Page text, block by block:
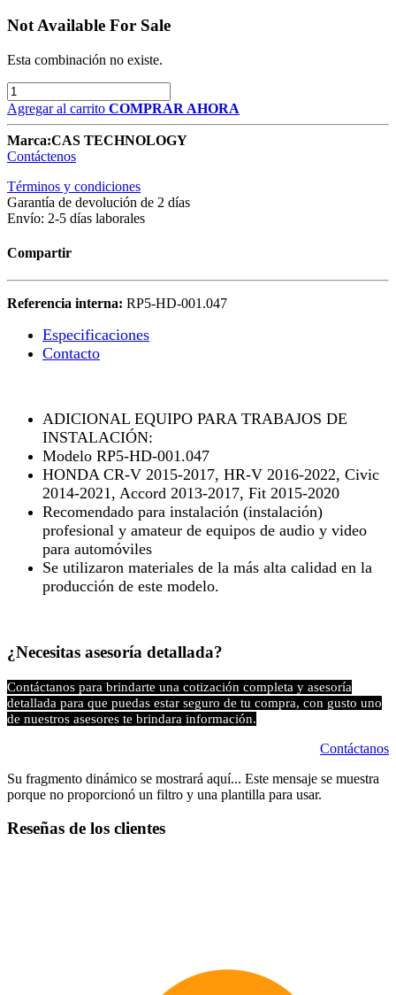
Not Available For Sale
Esta combinación no existe.
Agregar al carrito COMPRAR AHORA
Marca:CAS TECHNOLOGY
Contáctenos
Términos y condiciones
Garantía de devolución de 2 días
Envío: 2-5 días laborales
Compartir
Referencia interna: RP5-HD-001.047
Especificaciones
Contacto
ADICIONAL EQUIPO PARA TRABAJOS DE
INSTALACIÓN:
Modelo RP5-HD-001.047
HONDA CR-V 2015-2017, HR-V 2016-2022, Civic
2014-2021, Accord 2013-2017, Fit 2015-2020
Recomendado para instalación (instalación)
profesional y amateur de equipos de audio y video
para automóviles
Se utilizaron materiales de la más alta calidad en la
producción de este modelo.​
¿Necesitas asesoría detallada?
Contáctanos para brindarte una cotización completa y asesoría
detallada para que puedas estar seguro de tu compra, con gusto uno
de nuestros asesores te brindara información.
Contáctanos
Su fragmento dinámico se mostrará aquí... Este mensaje se muestra
porque no proporcionó un filtro y una plantilla para usar.
Reseñas de los clientes